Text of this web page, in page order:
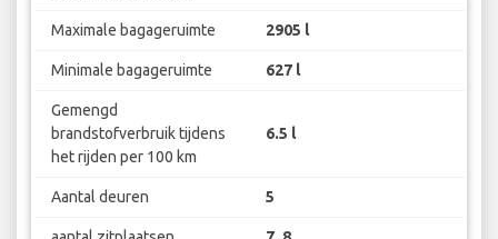
Maximale bagageruimte 2905 l
Minimale bagageruimte 627 l
Gemengd
brandstofverbruik tijdens
het rijden per 100 km
6.5 l
Aantal deuren 5